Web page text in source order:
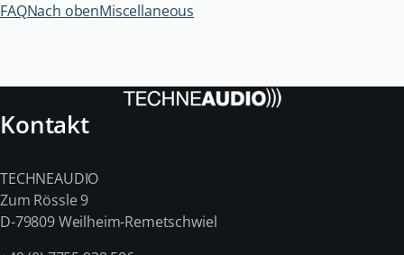
FAQNach obenMiscellaneous
Kontakt
TECHNEAUDIO
Zum Rössle 9
D-79809 Weilheim-Remetschwiel